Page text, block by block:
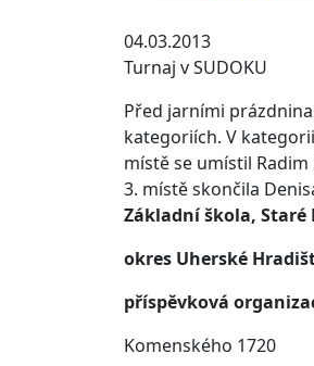
04.03.2013
Turnaj v SUDOKU
Před jarními
kategoriích. V
místě se umístil Radim
3. místě skončila
Základní škola, Staré
okres Uherské
příspěvková
Komenského 1720